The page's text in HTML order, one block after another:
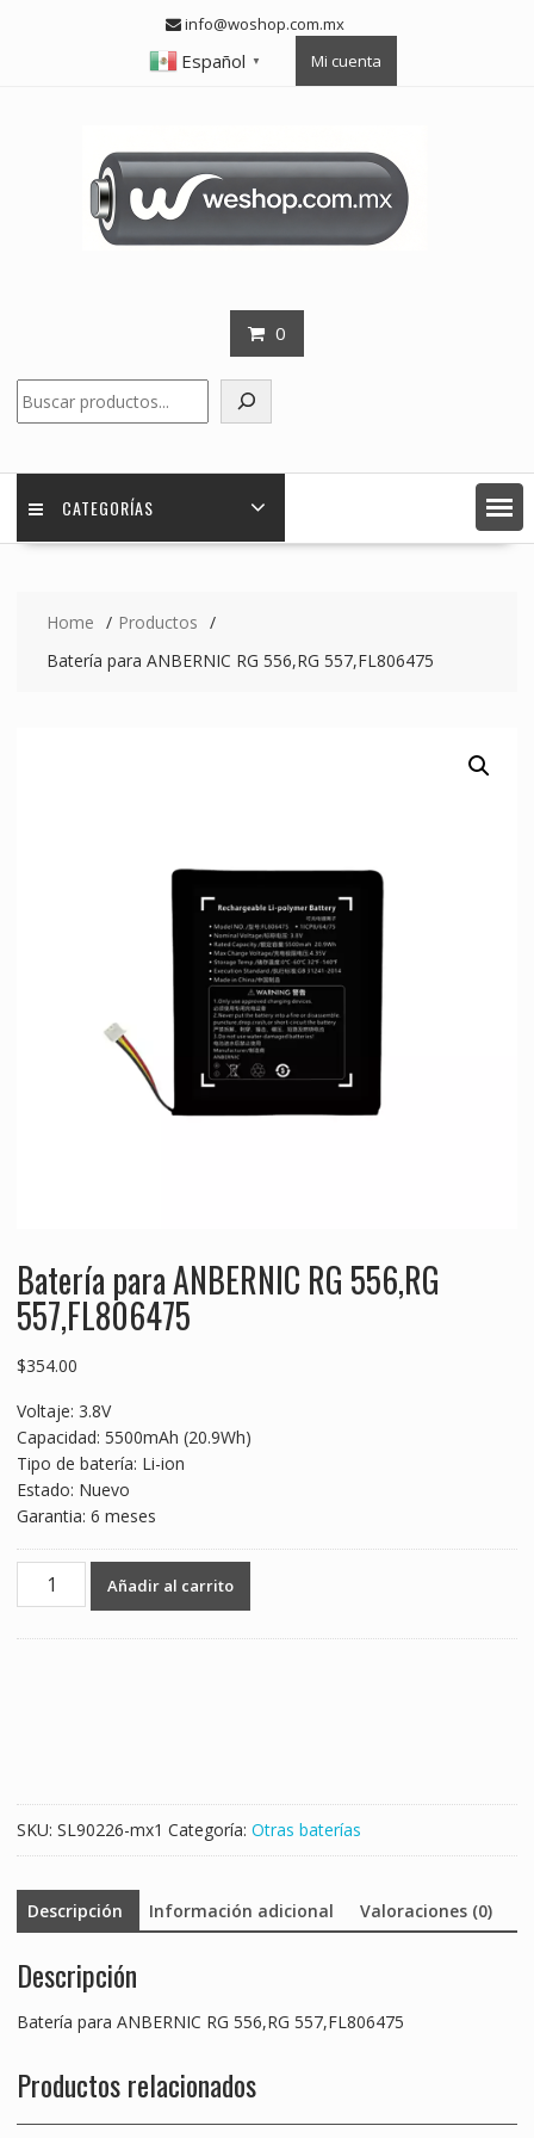
info@woshop.com.mx
Español ▼ Mi cuenta
0
CATEGORÍAS
Home
Productos
Batería para ANBERNIC RG 556,RG 557,FL806475
Batería para ANBERNIC RG 556,RG
557,FL806475
$354.00
Voltaje: 3.8V
Capacidad: 5500mAh (20.9Wh)
Tipo de batería: Li-ion
Estado: Nuevo
Garantia: 6 meses
Batería
Añadir al carrito
SKU: SL90226-mx1 Categoría: Otras baterías
Descripción Información adicional Valoraciones (0)
Descripción
Batería para ANBERNIC RG 556,RG 557,FL806475
Productos relacionados